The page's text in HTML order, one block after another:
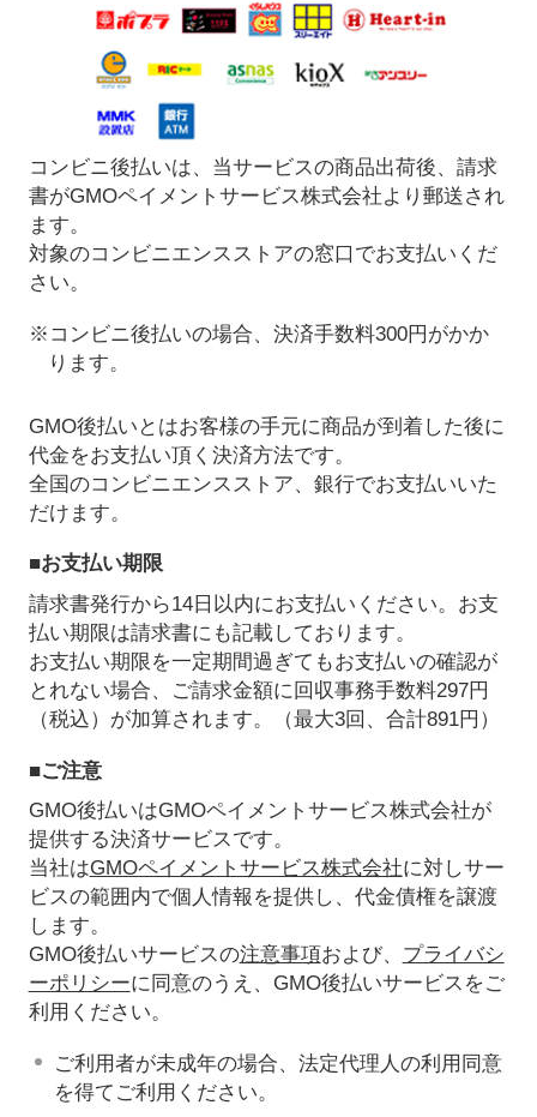
コンビニ後払いは、当サービスの商品出荷後、請求
書がGMOペイメントサービス株式会社より郵送され
ます。
対象のコンビニエンスストアの窓口でお支払いくだ
さい。
※コンビニ後払いの場合、決済手数料300円がかか
ります。
GMO後払いとはお客様の手元に商品が到着した後に
代金をお支払い頂く決済方法です。
全国のコンビニエンスストア、銀行でお支払いいた
だけます。
■お支払い期限
請求書発行から14日以内にお支払いください。お支
払い期限は請求書にも記載しております。
お支払い期限を一定期間過ぎてもお支払いの確認が
とれない場合、ご請求金額に回収事務手数料297円
（税込）が加算されます。（最大3回、合計891円）
■ご注意
GMO後払いはGMOペイメントサービス株式会社が
提供する決済サービスです。
当社はGMOペイメントサービス株式会社に対しサー
ビスの範囲内で個人情報を提供し、代金債権を譲渡
します。
GMO後払いサービスの注意事項および、 プライバシ
ーポリシーに同意のうえ、GMO後払いサービスをご
利用ください。
ご利用者が未成年の場合、法定代理人の利用同意
を得てご利用ください。